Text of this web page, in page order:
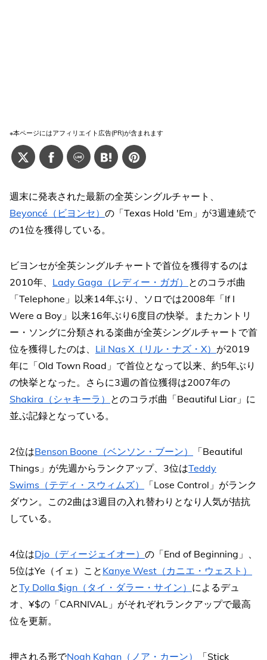
※本ページにはアフィリエイト広告(PR)が含まれます
週末に発表された最新の全英シングルチャート、
Beyoncé（ビヨンセ） の「Texas Hold 'Em」が3週連続で
の1位を獲得している。
ビヨンセが全英シングルチャートで首位を獲得するのは
2010年、 Lady Gaga（レディー・ガガ） とのコラボ曲
「Telephone」以来14年ぶり、ソロでは2008年「If I
Were a Boy」以来16年ぶり6度目の快挙。またカントリ
ー・ソングに分類される楽曲が全英シングルチャートで首
位を獲得したのは、 Lil Nas X（リル・ナズ・X） が2019
年に「Old Town Road」で首位となって以来、約5年ぶり
の快挙となった。さらに3週の首位獲得は2007年の
Shakira（シャキーラ） とのコラボ曲「Beautiful Liar」に
並ぶ記録となっている。
2位はBenson Boone（ベンソン・ブーン）
「Beautiful
Things」が先週からランクアップ、3位はTeddy
Swims（テディ・スウィムズ）
「Lose Control」がランク
ダウン。この2曲は3週目の入れ替わりとなり人気が拮抗
している。
4位はDjo（ディージェイオー） の「End of Beginning」、
5位はYe（イェ）こと Kanye West（カニエ・ウェスト）
とTy Dolla $ign（タイ・ダラー・サイン） によるデュ
オ、¥$の「CARNIVAL」がそれぞれランクアップで最高
位を更新。
押される形でNoah Kahan（ノア・カーン）
「Stick